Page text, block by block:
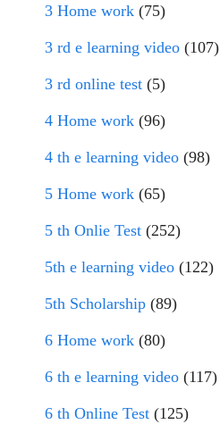
3 Home work (75)
3 rd e learning video (107)
3 rd online test (5)
4 Home work (96)
4 th e learning video (98)
5 Home work (65)
5 th Onlie Test (252)
5th e learning video (122)
5th Scholarship (89)
6 Home work (80)
6 th e learning video (117)
6 th Online Test (125)